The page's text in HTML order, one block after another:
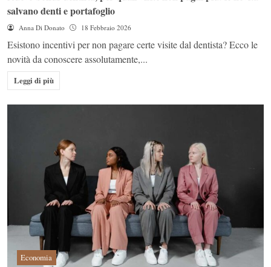
salvano denti e portafoglio
Anna Di Donato 18 Febbraio 2026
Esistono incentivi per non pagare certe visite dal dentista? Ecco le
novità da conoscere assolutamente,...
Leggi di più
Economia